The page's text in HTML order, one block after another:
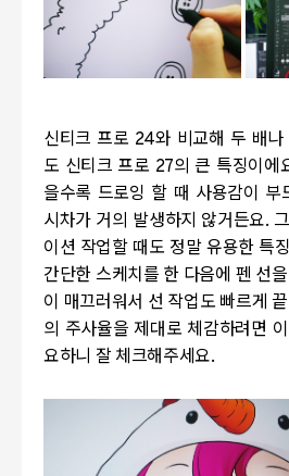
신티크 프로 24와 비교해 두 배
도 신티크 프로 27의 큰 특징이에
을수록 드로잉 할 때 사용감이 부
시차가 거의 발생하지 않거든요.
이션 작업할 때도 정말 유용한 특
간단한 스케치를 한 다음에 펜 선
이 매끄러워서 선 작업도 빠르게
의 주사율을 제대로 체감하려면
요하니 잘 체크해주세요.